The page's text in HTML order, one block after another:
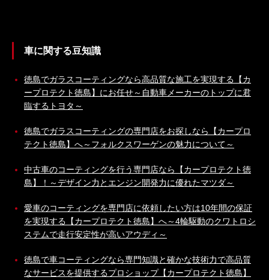
車に関する豆知識
徳島でガラスコーティングなら高品質な施工を実現する【カ
ープロテクト徳島】にお任せ～自動車メーカーのトップに君
臨するトヨタ～
徳島でガラスコーティングの専門店をお探しなら【カープロ
テクト徳島】へ～フォルクスワーゲンの魅力について～
中古車のコーティングを行う専門店なら【カープロテクト徳
島】！～デザイン力とエンジン開発力に優れたマツダ～
愛車のコーティングを専門店に依頼したい方は10年間の保証
を実現する【カープロテクト徳島】へ～4輪駆動のクワトロシ
ステムで走行安定性が高いアウディ～
徳島で車コーティングなら専門知識と確かな技術力で高品質
なサービスを提供するプロショップ【カープロテクト徳島】